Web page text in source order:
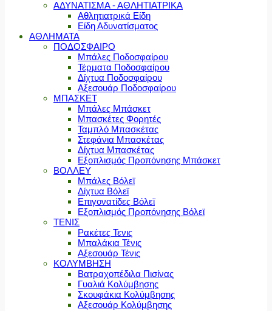
ΑΔΥΝΑΤΙΣΜΑ - ΑΘΛΗΤΙΑΤΡΙΚΑ
Αθλητιατρικά Είδη
Είδη Αδυνατίσματος
ΑΘΛΗΜΑΤΑ
ΠΟΔΟΣΦΑΙΡΟ
Μπάλες Ποδοσφαίρου
Τέρματα Ποδοσφαίρου
Δίχτυα Ποδοσφαίρου
Αξεσουάρ Ποδοσφαίρου
ΜΠΑΣΚΕΤ
Μπάλες Μπάσκετ
Μπασκέτες Φορητές
Ταμπλό Μπασκέτας
Στεφάνια Μπασκέτας
Δίχτυα Μπασκέτας
Εξοπλισμός Προπόνησης Μπάσκετ
ΒΟΛΛΕΥ
Μπάλες Βόλεϊ
Δίχτυα Βόλεϊ
Επιγονατίδες Βόλεϊ
Εξοπλισμός Προπόνησης Βόλεϊ
ΤΕΝΙΣ
Ρακέτες Τενις
Μπαλάκια Τένις
Αξεσουάρ Τένις
ΚΟΛΥΜΒΗΣΗ
Βατραχοπέδιλα Πισίνας
Γυαλιά Κολύμβησης
Σκουφάκια Κολύμβησης
Αξεσουάρ Κολύμβησης